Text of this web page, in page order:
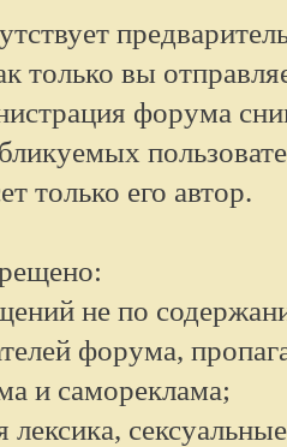
только вы
форума
только его автор.
не по
форума,
и самореклама;